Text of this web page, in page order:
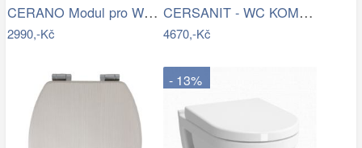
CERANO Modul pro WC závěsné Prime - pro…
2990,-Kč
CERSANIT - WC KOMBI 682 ARTECO CO 020 3…
4670,-Kč
- 13%